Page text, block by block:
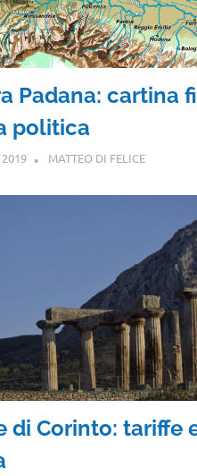
Padana: cartina
politica
MATTEO DI FELICE
di Corinto: tariffe